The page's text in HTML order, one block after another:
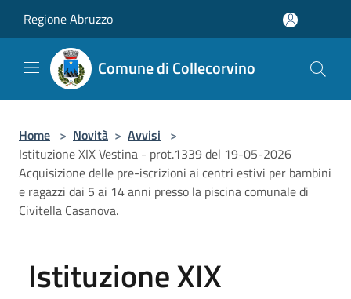
Regione Abruzzo
Comune di Collecorvino
Home > Novità > Avvisi >
Istituzione XIX Vestina - prot.1339 del 19-05-2026
Acquisizione delle pre-iscrizioni ai centri estivi per bambini
e ragazzi dai 5 ai 14 anni presso la piscina comunale di
Civitella Casanova.
Istituzione XIX